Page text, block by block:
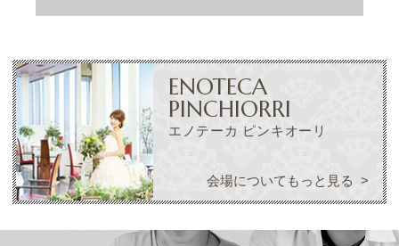
ENOTECA
PINCHIORRI
エノテーカ ピンキオーリ
会場についてもっと見る